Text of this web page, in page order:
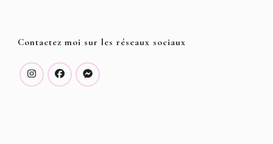
Contactez moi sur les réseaux sociaux